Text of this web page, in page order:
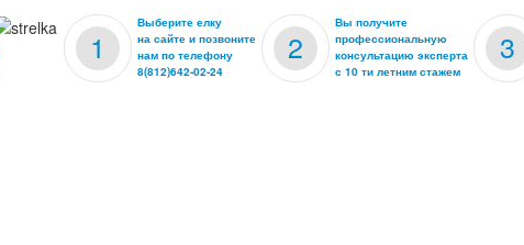
1
Выберите елку
на сайте и позвоните
нам по телефону
8(812)642-02-24
2
Вы получите
профессиональную
консультацию эксперта
с 10 ти летним стажем
3